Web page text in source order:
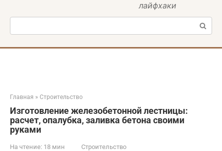
лайфхаки
Поиск:
Главная » Строительство
Изготовление железобетонной лестницы:
расчет, опалубка, заливка бетона своими
руками
На чтение: 18 мин Строительство